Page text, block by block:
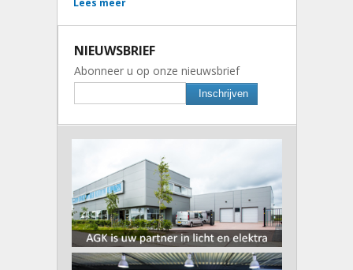
Lees meer
NIEUWSBRIEF
Abonneer u op onze nieuwsbrief
Inschrijven